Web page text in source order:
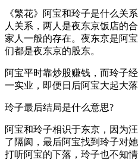
《繁花》阿宝和玲子是什么关
人关系，两人是夜东京饭店的
家人一般的存在。夜东京是阿
们都是夜东京的股东。
阿宝平时靠炒股赚钱，而玲子
一实业，即便日后阿宝大起大
玲子最后结局是什么意思?
阿宝和玲子相识于东京，因为
了隔阂，最后阿宝找到玲子对
打听阿宝的下落，玲子也不知